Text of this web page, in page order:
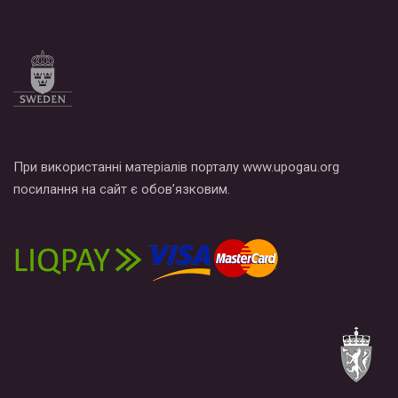
При використанні матеріалів порталу www.upogau.org
посилання на сайт є обов’язковим.